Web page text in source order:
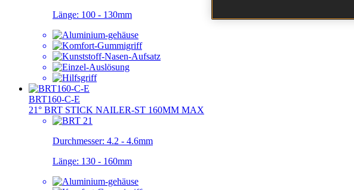
Länge: 100 - 130mm
BRT160-C-E
21° BRT STICK NAILER-ST 160MM MAX
Durchmesser: 4.2 - 4.6mm
Länge: 130 - 160mm